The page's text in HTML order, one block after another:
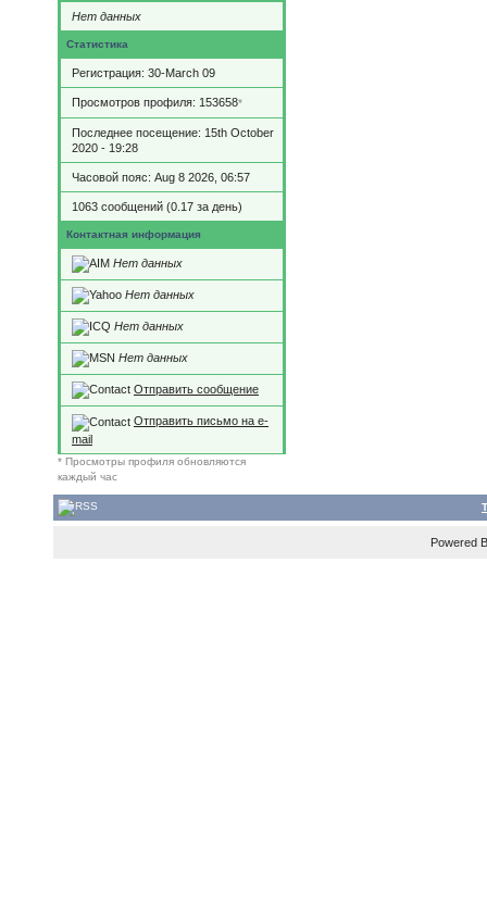
Нет данных
Статистика
Регистрация: 30-March 09
Просмотров профиля: 153658*
Последнее посещение: 15th October
2020 - 19:28
Часовой пояс: Aug 8 2026, 06:57
1063 сообщений (0.17 за день)
Контактная информация
Нет данных
Нет данных
Нет данных
Нет данных
Отправить сообщение
Отправить письмо на e-
mail
* Просмотры профиля обновляются
каждый час
Powered